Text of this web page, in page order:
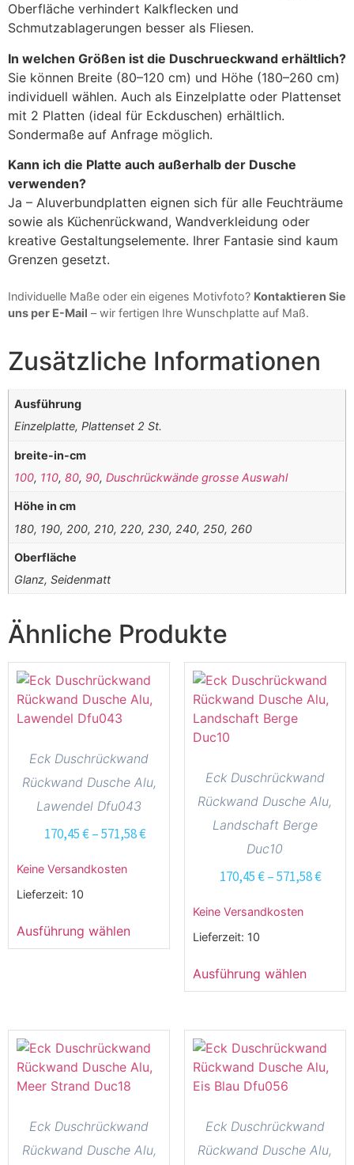
Oberfläche verhindert Kalkflecken und
Schmutzablagerungen besser als Fliesen.
In welchen Größen ist die Duschrueckwand erhältlich?
Sie können Breite (80–120 cm) und Höhe (180–260 cm)
individuell wählen. Auch als Einzelplatte oder Plattenset
mit 2 Platten (ideal für Eckduschen) erhältlich.
Sondermaße auf Anfrage möglich.
Kann ich die Platte auch außerhalb der Dusche
verwenden?
Ja – Aluverbundplatten eignen sich für alle Feuchträume
sowie als Küchenrückwand, Wandverkleidung oder
kreative Gestaltungselemente. Ihrer Fantasie sind kaum
Grenzen gesetzt.
Individuelle Maße oder ein eigenes Motivfoto? Kontaktieren Sie
uns per E-Mail – wir fertigen Ihre Wunschplatte auf Maß.
Zusätzliche Informationen
Ausführung
Einzelplatte, Plattenset 2 St.
breite-in-cm
100, 110,80, 90,Duschrückwände grosse Auswahl
Höhe in cm
180, 190, 200, 210, 220, 230, 240, 250, 260
Oberfläche
Glanz, Seidenmatt
Ähnliche Produkte
Eck Duschrückwand
Rückwand Dusche Alu,
Lawendel Dfu043
170,45€–571,58€
Keine Versandkosten
Lieferzeit: 10
Ausführung wählen
Eck Duschrückwand
Rückwand Dusche Alu,
Landschaft Berge
Duc10
170,45€–571,58€
Keine Versandkosten
Lieferzeit: 10
Ausführung wählen
Eck Duschrückwand
Rückwand Dusche Alu,
Eck Duschrückwand
Rückwand Dusche Alu,